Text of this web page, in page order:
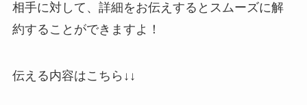
相手に対して、詳細をお伝えするとスムーズに解
約することができますよ！
伝える内容はこちら↓↓